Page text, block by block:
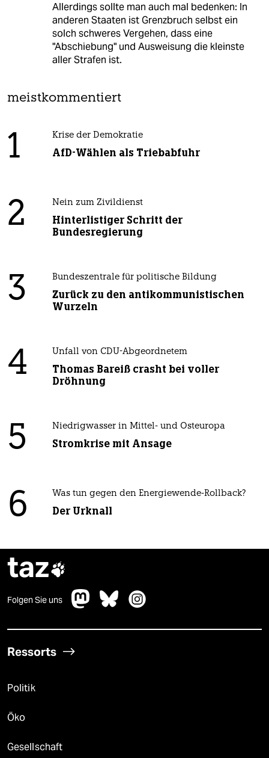
Allerdings sollte man auch mal bedenken: In
anderen Staaten ist Grenzbruch selbst ein
solch schweres Vergehen, dass eine
"Abschiebung" und Ausweisung die kleinste
aller Strafen ist.
meistkommentiert
1 Krise der Demokratie
AfD-Wählen als Triebabfuhr
2 Nein zum Zivildienst
Hinterlistiger Schritt der
Bundesregierung
3 Bundeszentrale für politische Bildung
Zurück zu den antikommunistischen
Wurzeln
4 Unfall von CDU-Abgeordnetem
Thomas Bareiß crasht bei voller
Dröhnung
5 Niedrigwasser in Mittel- und Osteuropa
Stromkrise mit Ansage
6 Was tun gegen den Energiewende-Rollback?
Der Urknall
taz
Folgen Sie uns
Ressorts
Politik
Öko
Gesellschaft